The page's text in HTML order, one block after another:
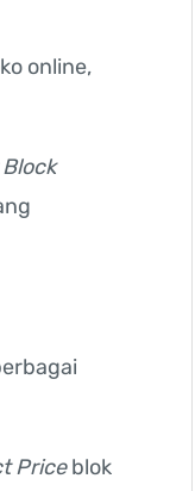
online,
Priceblok